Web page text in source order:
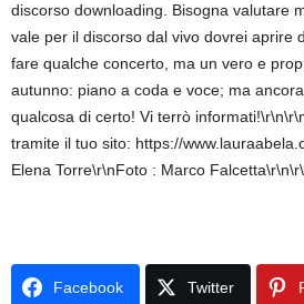
discorso downloading. Bisogna valutare
vale per il discorso dal vivo dovrei aprire
fare qualche concerto, ma un vero e
autunno: piano a coda e voce; ma
qualcosa di certo! Vi terrò
tramite il tuo sito: https://
Elena Torre\r\nFoto : Marco
Facebook Twitter